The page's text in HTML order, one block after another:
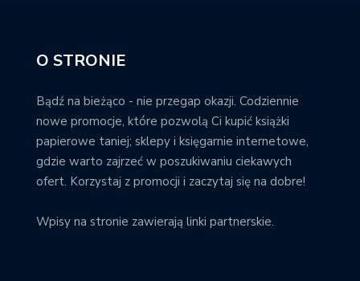
O STRONIE
Bądź na bieżąco - nie przegap okazji. Codziennie
nowe promocje, które pozwolą Ci kupić książki
papierowe taniej; sklepy i księgarnie internetowe,
gdzie warto zajrzeć w poszukiwaniu ciekawych
ofert. Korzystaj z promocji i zaczytaj się na dobre!
Wpisy na stronie zawierają linki partnerskie.